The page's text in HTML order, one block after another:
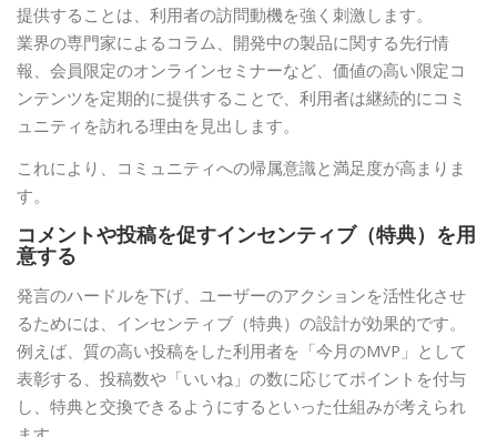
提供することは、利用者の訪問動機を強く刺激します。
業界の専門家によるコラム、開発中の製品に関する先行情
報、会員限定のオンラインセミナーなど、価値の高い限定コ
ンテンツを定期的に提供することで、利用者は継続的にコミ
ュニティを訪れる理由を見出します。
これにより、コミュニティへの帰属意識と満足度が高まりま
す。
コメントや投稿を促すインセンティブ（特典）を用
意する
発言のハードルを下げ、ユーザーのアクションを活性化させ
るためには、インセンティブ（特典）の設計が効果的です。
例えば、質の高い投稿をした利用者を「今月のMVP」として
表彰する、投稿数や「いいね」の数に応じてポイントを付与
し、特典と交換できるようにするといった仕組みが考えられ